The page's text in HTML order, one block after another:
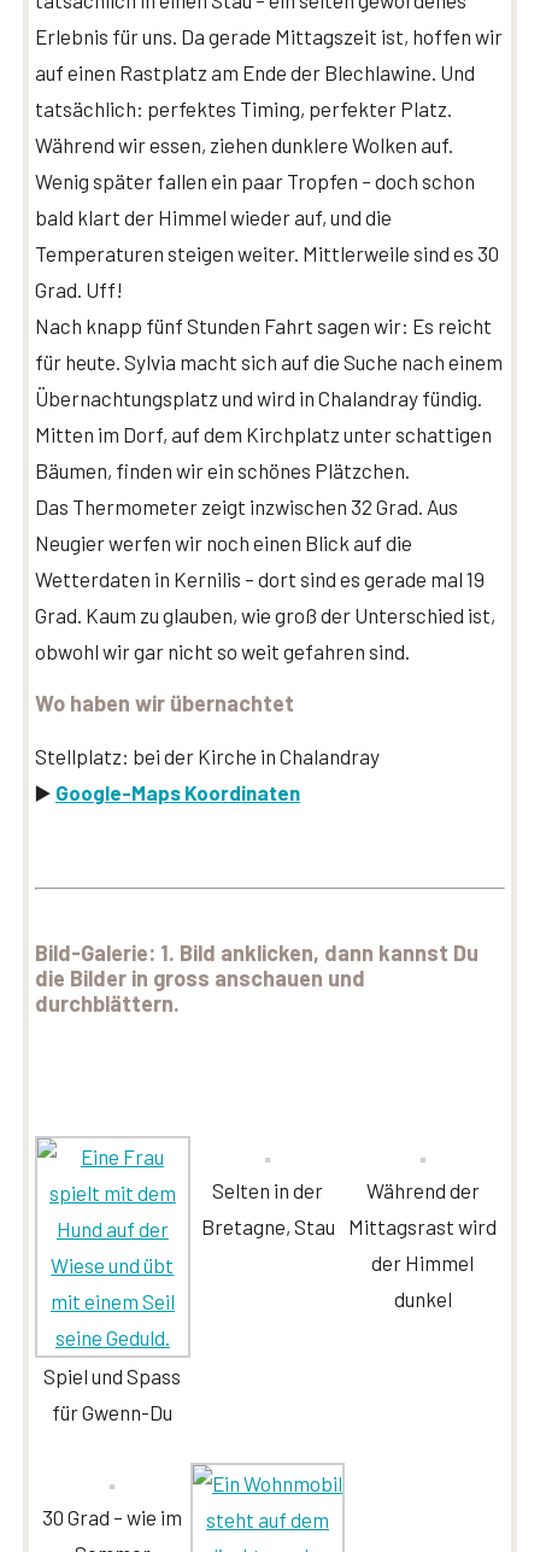
Erlebnis für uns. Da gerade Mittagszeit ist, hoffen wir
auf einen Rastplatz am Ende der Blechlawine. Und
tatsächlich: perfektes Timing, perfekter Platz.
Während wir essen, ziehen dunklere Wolken auf.
Wenig später fallen ein paar Tropfen – doch schon
bald klart der Himmel wieder auf, und die
Temperaturen steigen weiter. Mittlerweile sind es 30
Grad. Uff!
Nach knapp fünf Stunden Fahrt sagen wir: Es reicht
für heute. Sylvia macht sich auf die Suche nach einem
Übernachtungsplatz und wird in Chalandray fündig.
Mitten im Dorf, auf dem Kirchplatz unter schattigen
Bäumen, finden wir ein schönes Plätzchen.
Das Thermometer zeigt inzwischen 32 Grad. Aus
Neugier werfen wir noch einen Blick auf die
Wetterdaten in Kernilis – dort sind es gerade mal 19
Grad. Kaum zu glauben, wie groß der Unterschied ist,
obwohl wir gar nicht so weit gefahren sind.
Wo haben wir übernachtet
Stellplatz: bei der Kirche in Chalandray
▶️ Google-Maps Koordinaten
Bild-Galerie: 1. Bild anklicken, dann kannst Du
die Bilder in gross anschauen und
durchblättern.
Spiel und Spass
für Gwenn-Du
Selten in der
Bretagne, Stau
Während der
Mittagsrast wird
der Himmel
dunkel
30 Grad – wie im